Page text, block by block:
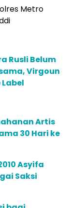
Metro
Rusli Belum
Virgoun
Artis
30 Hari ke
Asyifa
Saksi